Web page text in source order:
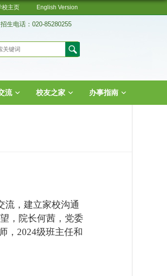
校主页 English Version
电话：020-85280255
流 校友之家 办事指南
流，建立家校沟通
，院长何茜，党委
，2024级班主任和